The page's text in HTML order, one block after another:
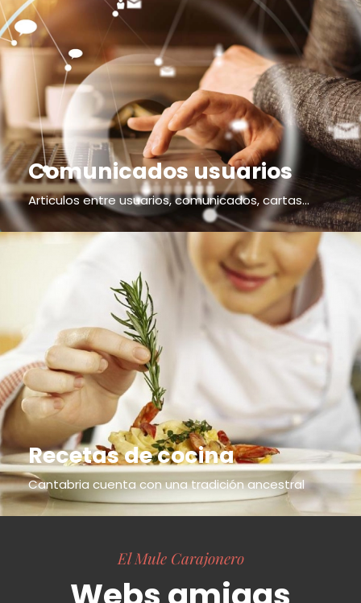
Comunicados usuarios
Articulos entre usuarios, comunicados, cartas...
Recetas de cocina
Cantabria cuenta con una tradición ancestral
El Mule Carajonero